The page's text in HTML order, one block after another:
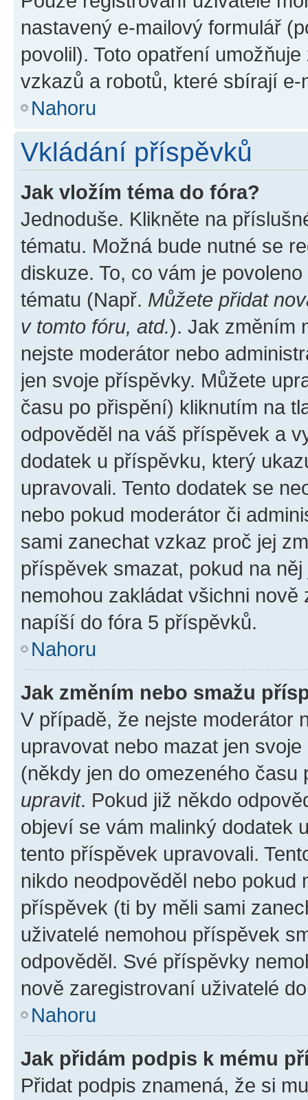
nastavený e-mailový formulář
povolil). Toto opatření
vzkazů a robotů, které sbírají e-
Nahoru
Vkládání příspěvků
Jak vložím téma do fóra?
Jednoduše. Klikněte na
tématu. Možná bude nutné se
diskuze. To, co vám je
tématu (Např. Můžete přidat
v tomto fóru, atd.). Jak změním
nejste moderátor nebo
jen svoje příspěvky. Můžete
času po přispění) kliknutím na
odpověděl na váš příspěvek a
dodatek u příspěvku, který
upravovali. Tento dodatek se
nebo pokud moderátor či
sami zanechat vzkaz proč jej
příspěvek smazat, pokud na
nemohou zakládat všichni
napíší do fóra 5 příspěvků.
Nahoru
Jak změním nebo smažu
V případě, že nejste moderátor
upravovat nebo mazat jen
(někdy jen do omezeného
upravit. Pokud již někdo
objeví se vám malinký dodatek
tento příspěvek upravovali.
nikdo neodpověděl nebo pokud
příspěvek (ti by měli sami
uživatelé nemohou příspěvek
odpověděl. Své příspěvky
nově zaregistrovaní uživatelé
Nahoru
Jak přidám podpis k mému
Přidat podpis znamená, že si